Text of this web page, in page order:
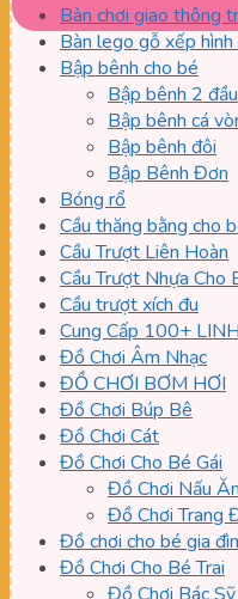
Bàn chơi giao thông
Bàn lego gỗ xếp hình
Bập bênh cho bé
Bập bênh 2 đầu
Bập bênh cá
Bập bênh đôi
Bập Bênh Đơn
Bóng rổ
Cầu thăng bằng cho
Cầu Trượt Liên Hoàn
Cầu Trượt Nhựa Cho
Cầu trượt xích đu
Cung Cấp 100+
Đồ Chơi Âm Nhạc
ĐỒ CHƠI BƠM HƠI
Đồ Chơi Búp Bê
Đồ Chơi Cát
Đồ Chơi Cho Bé Gái
Đồ Chơi Nấu Ăn
Đồ Chơi Trang
Đồ chơi cho bé gia
Đồ Chơi Cho Bé Trai